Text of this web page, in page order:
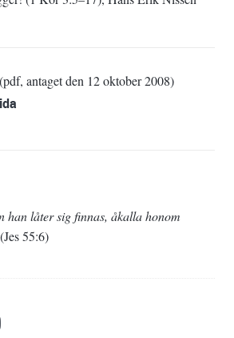
antaget den 12 oktober 2008)
han låter sig finnas, åkalla honom
(Jes 55:6)